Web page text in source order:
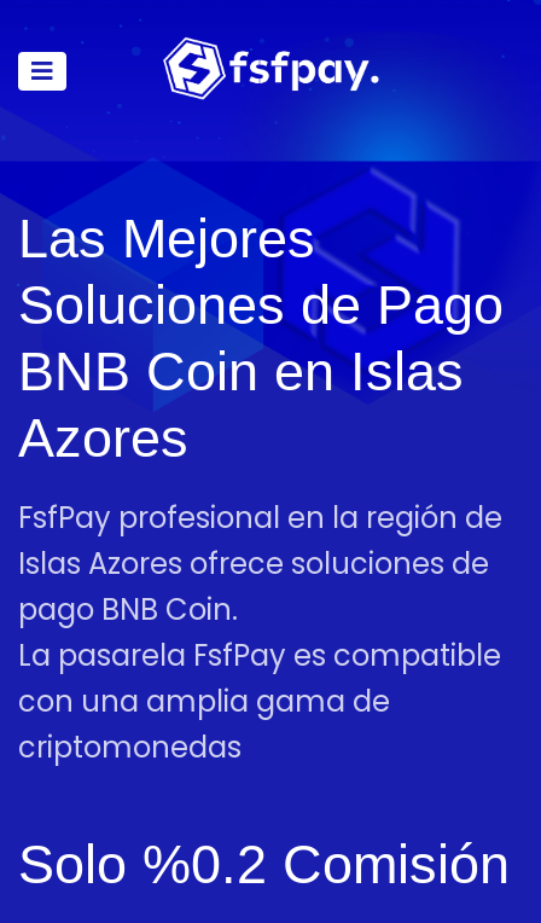
Las Mejores
Soluciones de Pago
BNB Coin en Islas
Azores
FsfPay profesional en la región de
Islas Azores ofrece soluciones de
pago BNB Coin.
La pasarela FsfPay es compatible
con una amplia gama de
criptomonedas
Solo %0.2 Comisión